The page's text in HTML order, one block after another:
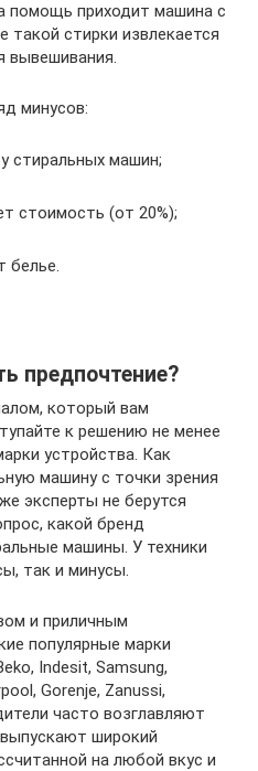
помощь приходит машина с
такой стирки извлекается
вывешивания.
минусов:
стиральных машин;
стоимость (от 20%);
белье.
предпочтение?
который вам
к решению не менее
устройства. Как
машину с точки зрения
эксперты не берутся
какой бренд
машины. У техники
так и минусы.
и приличным
популярные марки
Indesit, Samsung,
Gorenje, Zanussi,
часто возглавляют
широкий
на любой вкус и